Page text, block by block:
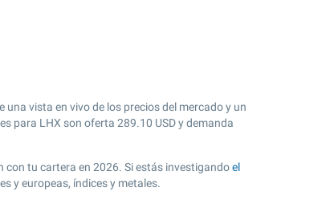
una vista en vivo de los precios del mercado y un
para LHX son oferta 289.10 USD y demanda
con tu cartera en 2026. Si estás investigandoel
y europeas, índices y metales.